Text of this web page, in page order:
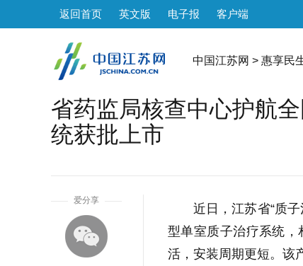
返回首页 英文版 电子报 客户端
中国江苏网 > 惠享民
省药监局核查中心护航
统获批上市
爱分享
近日，江苏省“质
型单室质子治疗系统
活，安装周期更短。该